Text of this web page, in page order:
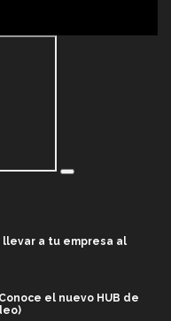
llevar a tu empresa al
el nuevo HUB de